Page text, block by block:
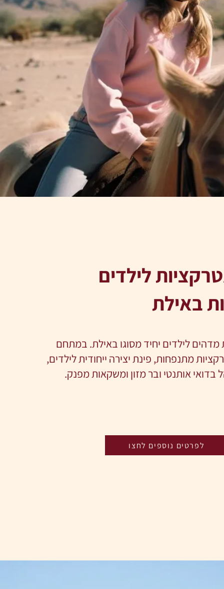
לילדים
באילת
לילדים יחיד מסוגו באילת. במתחם
מתנפחות, פינת יצירה ייחודית לילדים,
בדואי אותנטי ובר מזון ומשקאות מפנק.
לפרטים נוספים לחצו